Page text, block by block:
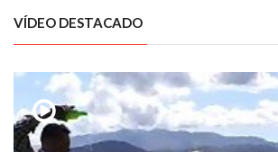
VÍDEO DESTACADO